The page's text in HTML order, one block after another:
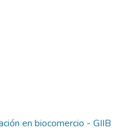
en biocomercio - GIIB